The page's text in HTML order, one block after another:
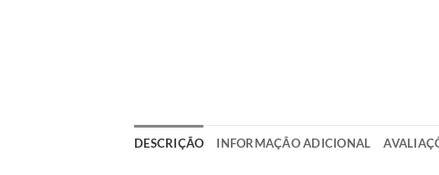
DESCRIÇÃO INFORMAÇÃO ADICIONAL